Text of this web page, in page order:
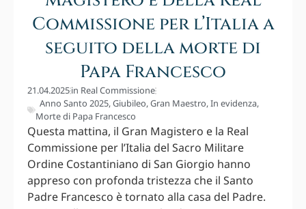
Commissione per l’Italia a
seguito della morte di
Papa Francesco
21.04.2025in Real Commissione
Anno Santo 2025,Giubileo,Gran Maestro,In evidenza,
Morte di Papa Francesco
Questa mattina, il Gran Magistero e la Real
Commissione per l’Italia del Sacro Militare
Ordine Costantiniano di San Giorgio hanno
appreso con profonda tristezza che il Santo
Padre Francesco è tornato alla casa del Padre.